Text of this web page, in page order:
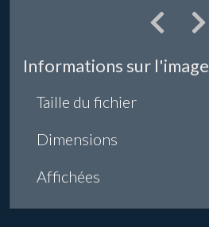
Informations sur l'image
Taille du fichier
Dimensions
Affichées